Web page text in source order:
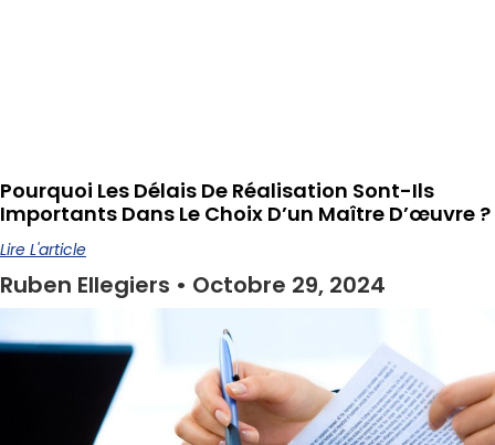
Pourquoi Les Délais De Réalisation Sont-Ils
Importants Dans Le Choix D’un Maître D’œuvre ?
Lire L'article
Ruben Ellegiers Octobre 29, 2024